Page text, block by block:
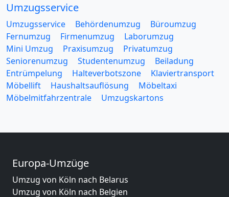
Umzugsservice
Umzugsservice Behördenumzug
Büroumzug
Fernumzug
Firmenumzug
Laborumzug
Mini Umzug
Praxisumzug
Privatumzug
Seniorenumzug
Studentenumzug
Beiladung
Entrümpelung
Halteverbotszone
Klaviertransport
Möbellift
Haushaltsauflösung
Möbeltaxi
Möbelmitfahrzentrale
Umzugskartons
Europa-Umzüge
Umzug von Köln nach Belarus
Umzug von Köln nach Belgien